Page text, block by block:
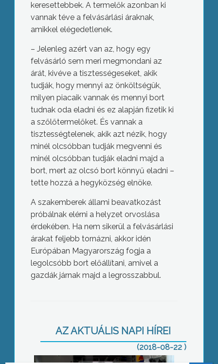
keresettebbek. A termelők azonban ki
vannak téve a felvásárlási áraknak,
amikkel elégedetlenek.
– Jelenleg azért van az, hogy egy
felvásárló sem meri megmondani az
árát, kivéve a tisztességeseket, akik
tudják, hogy mennyi az önköltségük,
milyen piacaik vannak és mennyi bort
tudnak oda eladni és ez alapján fizetik ki
a szőlőtermelőket. És vannak a
tisztességtelenek, akik azt nézik, hogy
minél olcsóbban tudják megvenni és
minél olcsóbban tudják eladni majd a
bort, mert az olcsó bort könnyű eladni –
tette hozzá a hegyközség elnöke.
A szakemberek állami beavatkozást
próbálnak elérni a helyzet orvoslása
érdekében. Ha nem sikerül a felvásárlási
árakat feljebb tornázni, akkor idén
Európában Magyarország fogja a
legolcsóbb bort előállítani, amivel a
gazdák járnak majd a legrosszabbul.
AZ AKTUÁLIS NAPI HÍREI
(2018-08-22 )
Megemlékezés, véradással